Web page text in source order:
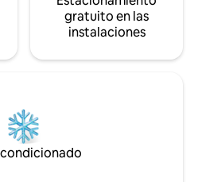
gratuito en las
instalaciones